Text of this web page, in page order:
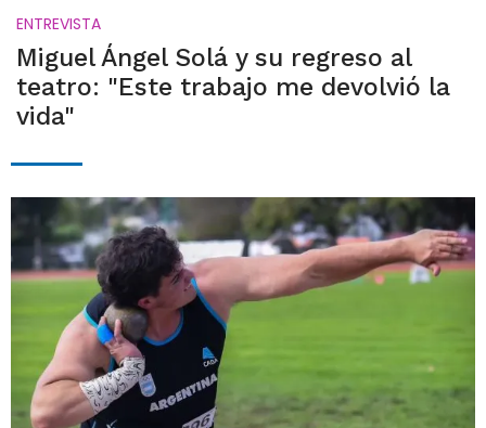
ENTREVISTA
Miguel Ángel Solá y su regreso al
teatro: "Este trabajo me devolvió la
vida"